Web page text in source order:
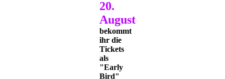
20.
August
bekommt
ihr die
Tickets
als
"Early
Bird"